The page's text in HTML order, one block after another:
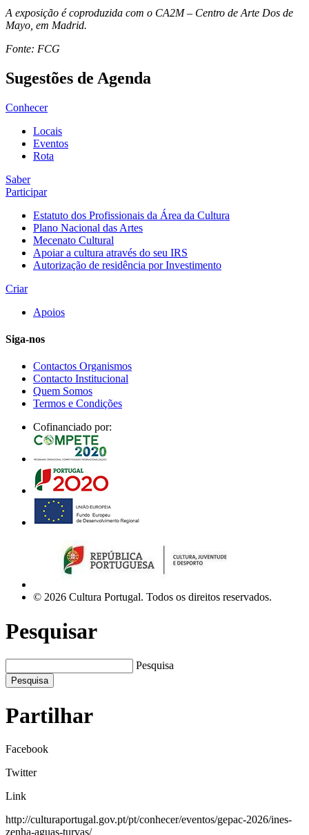
A exposição é coproduzida com o CA2M – Centro de Arte Dos de
Mayo, em Madrid.
Fonte: FCG
Sugestões de Agenda
Conhecer
Locais
Eventos
Rota
Saber
Participar
Estatuto dos Profissionais da Área da Cultura
Plano Nacional das Artes
Mecenato Cultural
Apoiar a cultura através do seu IRS
Autorização de residência por Investimento
Criar
Apoios
Siga-nos
Contactos Organismos
Contacto Institucional
Quem Somos
Termos e Condições
Cofinanciado por:
© 2026 Cultura Portugal. Todos os direitos reservados.
Pesquisar
Pesquisa
Pesquisa
Partilhar
Facebook
Twitter
Link
http://culturaportugal.gov.pt/pt/conhecer/eventos/gepac-2026/ines-
zenha-aguas-turvas/